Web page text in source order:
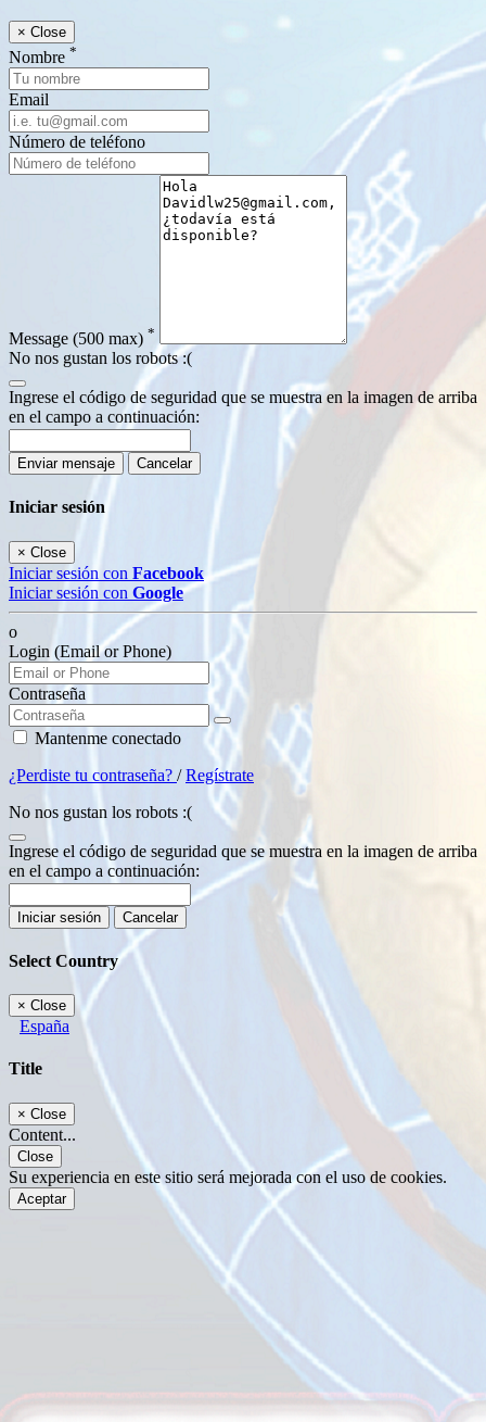
× Close
Nombre *
Email
Número de teléfono
Message (500 max) *
No nos gustan los robots :(
Ingrese el código de seguridad que se muestra en la imagen de arriba
en el campo a continuación:
Enviar mensaje Cancelar
Iniciar sesión
× Close
Iniciar sesión con Facebook
Iniciar sesión con Google
o
Login (Email or Phone)
Contraseña
Mantenme conectado
¿Perdiste tu contraseña? /Regístrate
No nos gustan los robots :(
Ingrese el código de seguridad que se muestra en la imagen de arriba
en el campo a continuación:
Iniciar sesión Cancelar
Select Country
× Close
España
Title
× Close
Content...
Close
Su experiencia en este sitio será mejorada con el uso de cookies.
Aceptar